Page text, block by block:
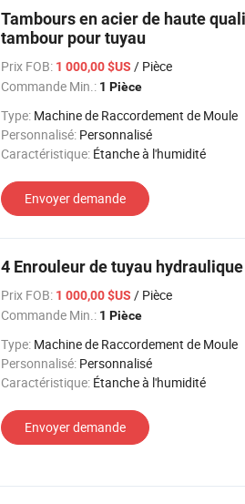
Tambours en acier de haute
tambour pour tuyau
Prix FOB: 1 000,00 $US / Pièce
Commande Min.: 1 Pièce
Type: Machine de Raccordement de Moule
Personnalisé: Personnalisé
Caractéristique: Étanche à l'humidité
Envoyer demande
4 Enrouleur de tuyau
Prix FOB: 1 000,00 $US / Pièce
Commande Min.: 1 Pièce
Type: Machine de Raccordement de Moule
Personnalisé: Personnalisé
Caractéristique: Étanche à l'humidité
Envoyer demande